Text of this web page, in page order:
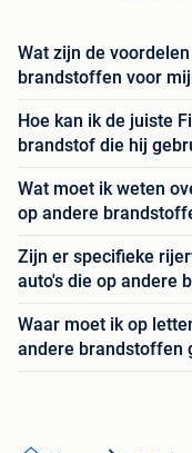
Wat zijn de
brandstoffen voor
Hoe kan ik de juiste
brandstof die hij
Wat moet ik weten
op andere
Zijn er specifieke
auto's die op andere
Waar moet ik op
andere brandstoffen